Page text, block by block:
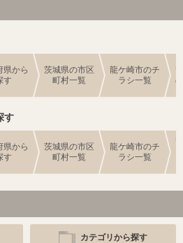
県から
す
茨城県の市区
町村一覧
龍ケ崎市のチ
ラシ一覧
す
県から
す
茨城県の市区
町村一覧
龍ケ崎市のチ
ラシ一覧
カテゴリから探す